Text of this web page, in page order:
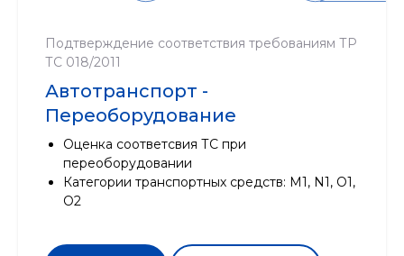
Подтверждение соответствия требованиям ТР
ТС 018/2011
Автотранспорт -
Переоборудование
Оценка соответсвия ТС при
переоборудовании
Категории транспортных средств: М1, N1, O1,
O2